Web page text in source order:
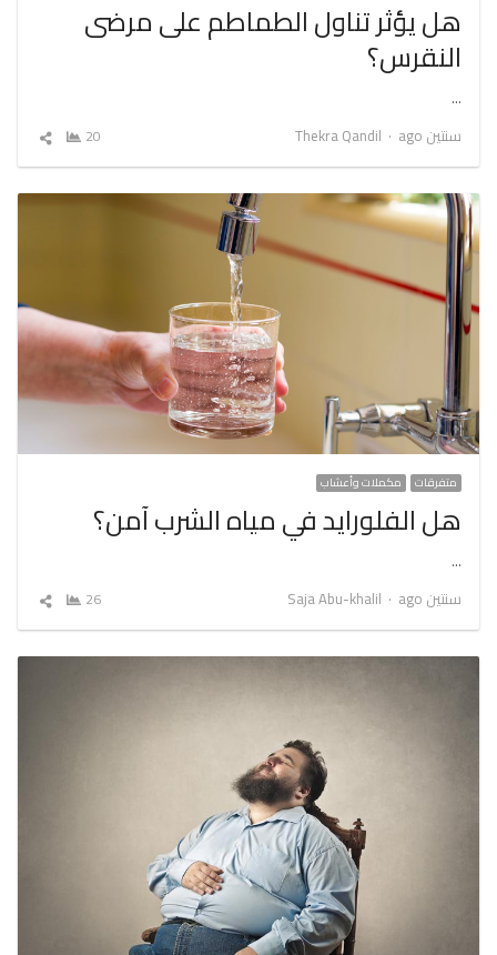
هل يؤثر تناول الطماطم على مرضى
النقرس؟
…
سنتين ago
Author
Thekra Qandil
20
شارك
متفرقات مكملات وأعشاب
هل الفلورايد في مياه الشرب آمن؟
…
سنتين ago
Author
Saja Abu-khalil
26
شارك